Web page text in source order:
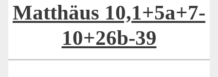
Matthäus 10,1+5a+7-
10+26b-39